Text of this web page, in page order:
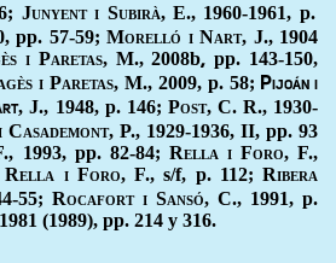
Junyent i Subirà,E., 1960-1961, p.
pp. 57-59;Morelló i Nart, J., 1904
i Paretas, M., 2008b, pp. 143-150,
i Paretas, M., 2009, p. 58; Pijoán i
, J., 1948, p. 146; Post, C. R., 1930-
, P., 1929-1936, II, pp. 93
, 1993,pp. 82-84; Rella i Foro, F.,
Rella i Foro, F.,s/f, p. 112; Ribera
55; Rocafort i Sansó, C., 1991, p.
(1989), pp. 214 y 316.